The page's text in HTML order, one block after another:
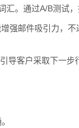
。通过A/B测试，
强邮件吸引力，
导客户采取下一步